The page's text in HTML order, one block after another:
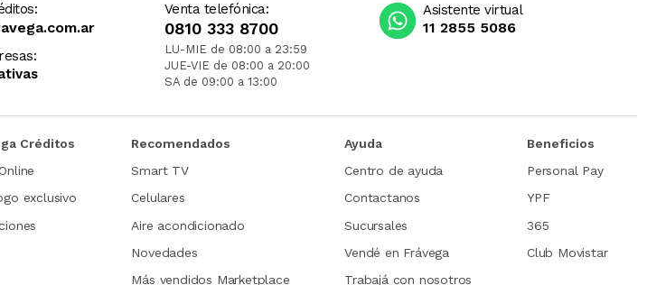
Venta telefónica:
0810 333 8700
LU-MIE de 08:00 a 23:59
JUE-VIE de 08:00 a 20:00
SA de 09:00 a 13:00
Asistente virtual
11 2855 5086
Créditos
exclusivo
Recomendados
Smart TV
Celulares
Aire acondicionado
Novedades
Más vendidos Marketplace
Ayuda
Centro de ayuda
Contactanos
Sucursales
Vendé en Frávega
Trabajá con nosotros
Beneficios
Personal Pay
YPF
365
Club Movistar